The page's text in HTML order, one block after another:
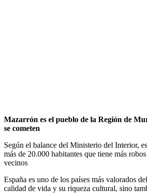
Mazarrón es el pueblo de la Región de
se cometen
Según el balance del Ministerio del Interior,
más de 20.000 habitantes que tiene más
vecinos
España es uno de los países más valorados
calidad de vida y su riqueza cultural, sino